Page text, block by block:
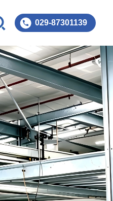
029-87301139